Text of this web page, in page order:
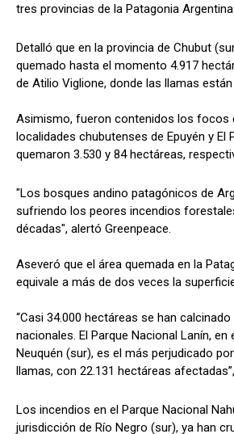
tres provincias de la Patagonia
Detalló que en la provincia de Chubut
quemado hasta el momento 4.917
de Atilio Viglione, donde las llamas
Asimismo, fueron contenidos los focos
localidades chubutenses de Epuyén y El
quemaron 3.530 y 84 hectáreas,
"Los bosques andino patagónicos de
sufriendo los peores incendios
décadas", alertó Greenpeace.
Aseveró que el área quemada en la
equivale a más de dos veces la
“Casi 34.000 hectáreas se han
nacionales. El Parque Nacional Lanín, en
Neuquén (sur), es el más perjudicado
llamas, con 22.131 hectáreas
Los incendios en el Parque Nacional
jurisdicción de Río Negro (sur), ya han